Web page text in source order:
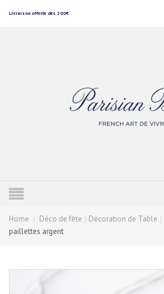
Livraison offerte dès 200€
Home Déco de fête Décoration de Table
paillettes argent